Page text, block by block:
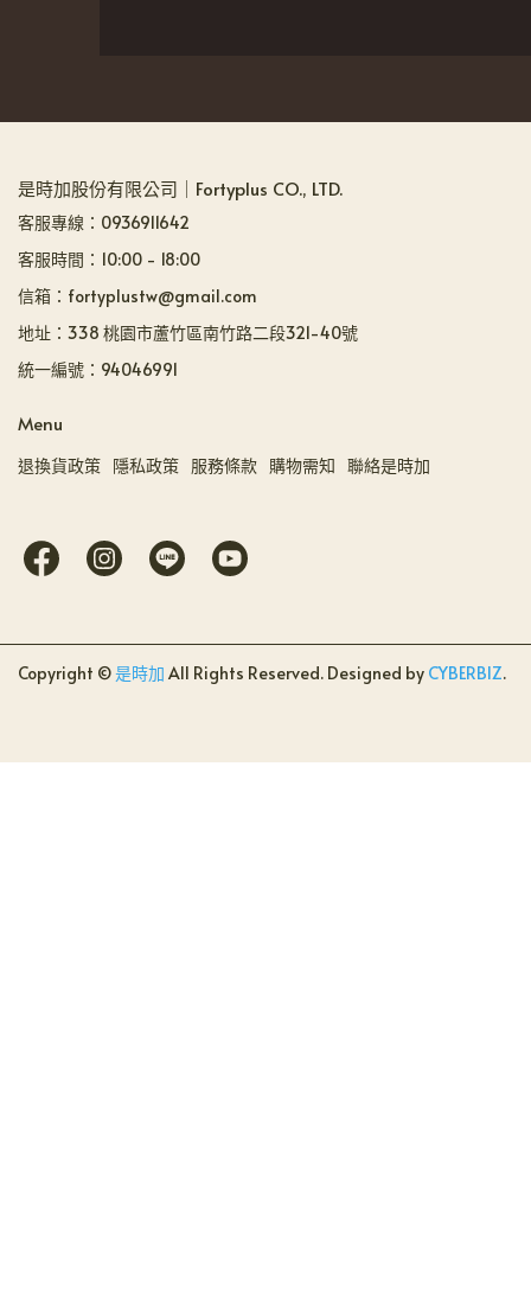
是時加股份有限公司｜Fortyplus CO., LTD.
客服專線：0936911642
客服時間：10:00 - 18:00
信箱：fortyplustw@gmail.com
地址：338 桃園市蘆竹區南竹路二段321-40號
統一編號：94046991
Menu
退換貨政策 隱私政策 服務條款 購物需知 聯絡是時加
Copyright ©是時加 All Rights Reserved. Designed by CYBERBIZ.